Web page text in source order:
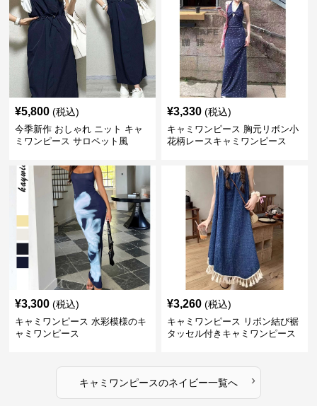
¥5,800 (税込)
今季新作 おしゃれ ニット キャ
ミワンピース サロペット風
¥3,330 (税込)
キャミワンピース 胸元リボン小
花柄レースキャミワンピース
¥3,300 (税込)
キャミワンピース 水彩模様のキ
ャミワンピース
¥3,260 (税込)
キャミワンピース リボン結び裾
タッセル付きキャミワンピース
キャミワンピースのネイビー一覧へ ›